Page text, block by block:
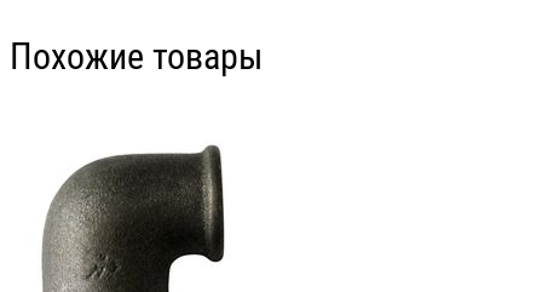
Похожие товары